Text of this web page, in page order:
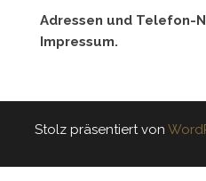
Adressen und Telefon-
Impressum.
Stolz präsentiert von